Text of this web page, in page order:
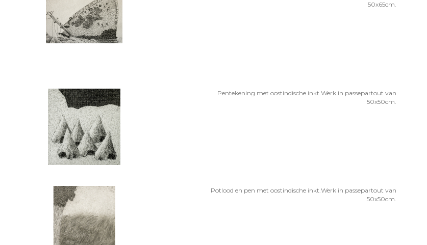
50x65cm.
Pentekening met oostindische inkt.Werk in passepartout van
50x50cm.
Potlood en pen met oostindische inkt.Werk in passepartout van
50x50cm.